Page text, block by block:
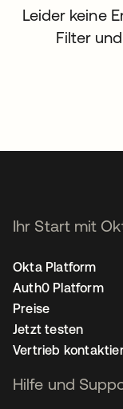
Leider keine
Filter
Ihr Start mit
Okta Platform
Auth0 Platform
Preise
Jetzt testen
Vertrieb
Hilfe und